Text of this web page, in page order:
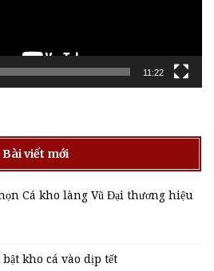
11:22
Bài viết mới
Cá kho làng Vũ Đại thương hiệu
bật kho cá vào dịp tết